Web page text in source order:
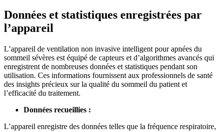
Données et statistiques enregistrées par
l’appareil
L’appareil de ventilation non invasive intelligent pour apnées du
sommeil sévères est équipé de capteurs et d’algorithmes avancés qui
enregistrent de nombreuses données et statistiques pendant son
utilisation. Ces informations fournissent aux professionnels de santé
des insights précieux sur la qualité du sommeil du patient et
l’efficacité du traitement.
Données recueillies :
L’appareil enregistre des données telles que la fréquence respiratoire,